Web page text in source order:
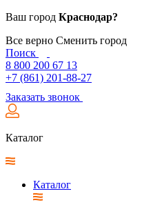
Ваш город Краснодар?
Все верно Сменить город
Поиск
8 800 200 67 13
+7 (861) 201-88-27
Заказать звонок
Каталог
Каталог